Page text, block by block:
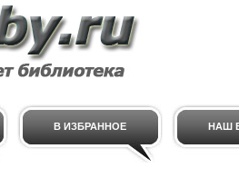
В ИЗБРАННОЕ НАШ